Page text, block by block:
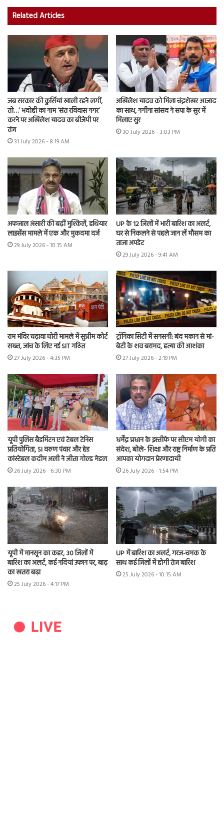
Related Articles
जब सरकार की कुर्सियां खाली रहने लगीं,
तो…’ भदोही का नाम ‘संत रविदास नगर’
करने पर अखिलेश यादव का बीजेपी पर
तंज
31 July 2026 - 8:19 AM
अखिलेश यादव को मिला चंद्रशेखर आजाद
का साथ, नगीना सांसद ने सपा के सुर में
मिलाए सुर
30 July 2026 - 3:03 PM
अफजाल अंसारी की बढ़ीं मुश्किलें, हथियार
लाइसेंस मामले में एक और मुकदमा दर्ज
29 July 2026 - 10:15 AM
UP के 12 जिलों में भारी बारिश का अलर्ट,
घर से निकलने से पहले जान लें मौसम का
ताजा अपडेट
29 July 2026 - 9:41 AM
राम मंदिर चढ़ावा चोरी मामले में सुप्रीम कोर्ट
सख्त, जांच के लिए नई SIT गठित
27 July 2026 - 4:35 PM
ट्रॉनिका सिटी में सनसनी: बंद मकान से मां-
बेटी के शव बरामद, हत्या की आशंका
27 July 2026 - 2:19 PM
यूपी पुलिस बैडमिंटन एवं टेबल टेनिस
प्रतियोगिता, SI वरुण पंवार और हेड
कांस्टेबल कदीम अली ने जीता गोल्ड मेडल
26 July 2026 - 6:30 PM
धर्मेंद्र प्रधान के इस्तीफे पर सीएम योगी का
संदेश, बोले- शिक्षा और राष्ट्र निर्माण के प्रति
आपका योगदान प्रेरणादायी
26 July 2026 - 1:54 PM
यूपी में मानसून का कहर, 30 जिलों में
बारिश का अलर्ट, कई नदियां उफान पर, बाढ़
का खतरा बढ़ा
25 July 2026 - 4:17 PM
UP में बारिश का अलर्ट, गरज-चमक के
साथ कई जिलों में होगी तेज बारिश
25 July 2026 - 10:15 AM